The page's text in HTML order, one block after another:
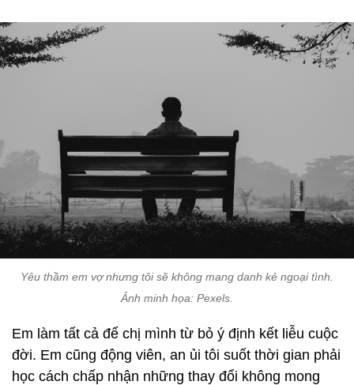
Yêu thầm em vợ nhưng tôi sẽ không mang danh kẻ ngoại tình.
Ảnh minh họa: Pexels.
Em làm tất cả để chị mình từ bỏ ý định kết liễu cuộc
đời. Em cũng động viên, an ủi tôi suốt thời gian phải
học cách chấp nhận những thay đổi không mong